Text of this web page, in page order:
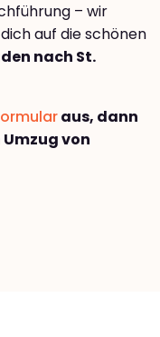
– wir
auf die schönen
nach St.
aus, dann
von